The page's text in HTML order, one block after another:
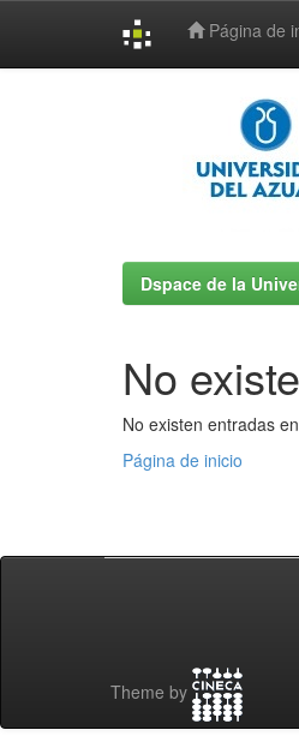
Página de
Dspace de la
No
No existen entradas
Página de inicio
Theme by